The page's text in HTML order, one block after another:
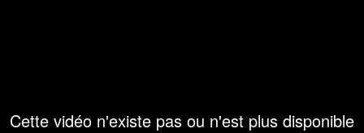
Cette vidéo n'existe pas ou n'est plus disponible